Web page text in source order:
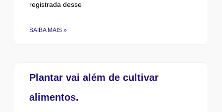
registrada desse
SAIBA MAIS »
Plantar vai além de cultivar
alimentos.